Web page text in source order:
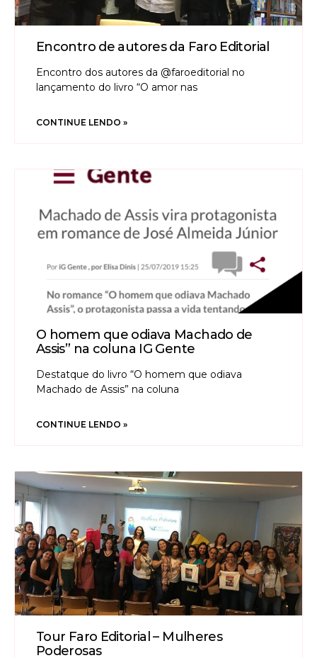
Encontro de autores da Faro Editorial
Encontro dos autores da @faroeditorial no
lançamento do livro “O amor nas
CONTINUE LENDO »
O homem que odiava Machado de
Assis” na coluna IG Gente
Destatque do livro “O homem que odiava
Machado de Assis” na coluna
CONTINUE LENDO »
Tour Faro Editorial – Mulheres
Poderosas